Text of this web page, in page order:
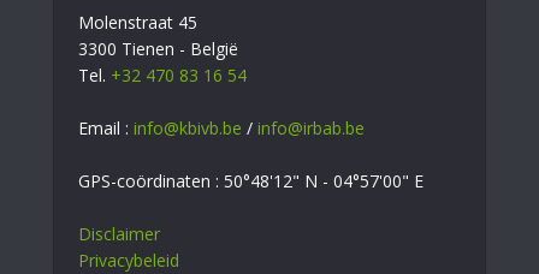
Molenstraat 45
3300 Tienen - België
Tel. +32 470 83 16 54
Email : info@kbivb.be / info@irbab.be
GPS-coördinaten : 50°48'12" N - 04°57'00" E
Disclaimer
Privacybeleid